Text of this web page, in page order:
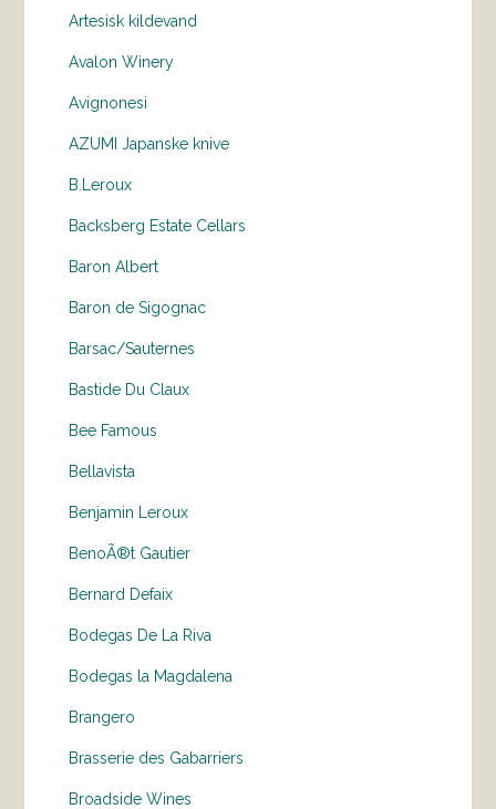
Artesisk kildevand
Avalon Winery
Avignonesi
AZUMI Japanske knive
B.Leroux
Backsberg Estate Cellars
Baron Albert
Baron de Sigognac
Barsac/Sauternes
Bastide Du Claux
Bee Famous
Bellavista
Benjamin Leroux
BenoÃ®t Gautier
Bernard Defaix
Bodegas De La Riva
Bodegas la Magdalena
Brangero
Brasserie des Gabarriers
Broadside Wines